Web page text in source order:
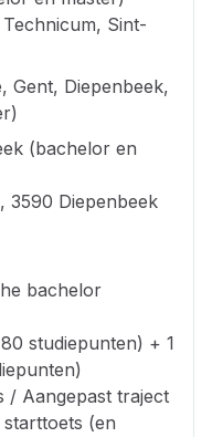
Sint-
Gent, Diepenbeek,
(bachelor en
3590 Diepenbeek
bachelor
studiepunten) + 1
/ Aangepast traject
(en